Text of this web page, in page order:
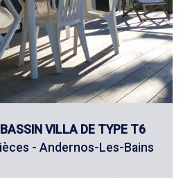
VILLA DE TYPE T6
- Andernos-Les-Bains